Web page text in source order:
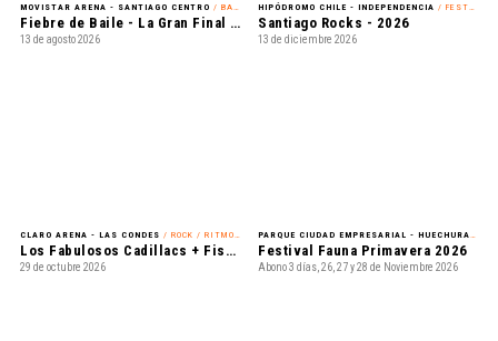
MOVISTAR ARENA - SANTIAGO CENTRO / BAILE
Fiebre de Baile - La Gran Final en Vivo
13 de agosto 2026
HIPÓDROMO CHILE - INDEPENDENCIA / FESTIVAL
Santiago Rocks - 2026
13 de diciembre 2026
CLARO ARENA - LAS CONDES / ROCK / RITMOS LATINOAMERICANOS
Los Fabulosos Cadillacs + Fishbone + Chico Trujillo
29 de octubre 2026
PARQUE CIUDAD EMPRESARIAL - HUECHURABA
Festival Fauna Primavera 2026
Abono 3 días, 26, 27 y 28 de Noviembre 2026